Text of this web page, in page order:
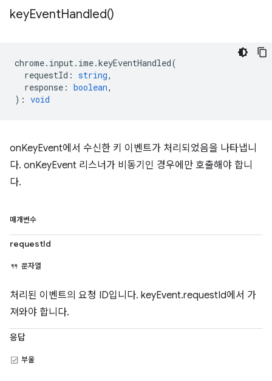
keyEventHandled()
chrome. input. ime.keyEventHandled(
requestId : string,
response : boolean,
) : void
onKeyEvent에서 수신한 키 이벤트가 처리되었음을 나타냅니
다. onKeyEvent 리스너가 비동기인 경우에만 호출해야 합니
다.
매개변수
requestId
문자열
처리된 이벤트의 요청 ID입니다. keyEvent.requestId에서 가
져와야 합니다.
응답
부울